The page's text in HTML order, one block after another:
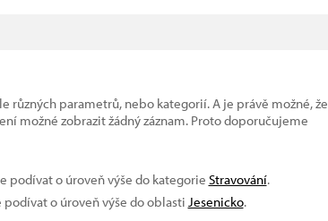
parametrů, nebo kategorií. A je právě možné, že
možné zobrazit žádný záznam. Proto doporučujeme
podívat o úroveň výše do kategorie Stravování.
podívat o úroveň výše do oblasti Jesenicko.